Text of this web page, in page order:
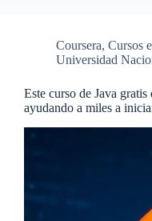
Coursera, Cursos
Universidad
Este curso de Java
ayudando a miles a